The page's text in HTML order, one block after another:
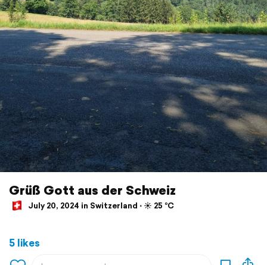
Grüß Gott aus der Schweiz
July 20, 2024 in Switzerland ⋅ ☀️ 25 °C
5 likes